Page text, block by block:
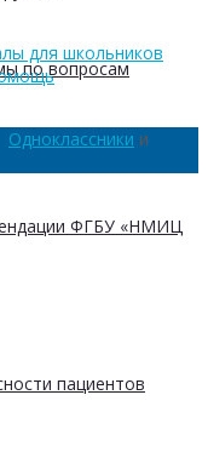
по вопросам
ФГБУ «НМИЦ
пациентов
для школьников
Одноклассники и